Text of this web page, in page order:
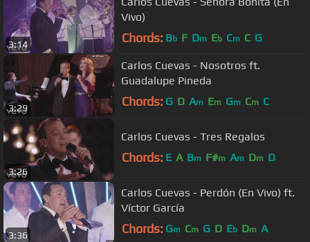
3:14
Vivo)
Chords: Bb F Dm Eb Cm C G
3:29
Carlos Cuevas - Nosotros ft.
Guadalupe Pineda
Chords: G D Am Em Gm Cm C
3:26
Carlos Cuevas - Tres Regalos
Chords: E A Bm F#m Am Dm D
3:36
Carlos Cuevas - Perdón (En Vivo) ft.
Víctor García
Chords: Gm Cm G D Eb Dm A